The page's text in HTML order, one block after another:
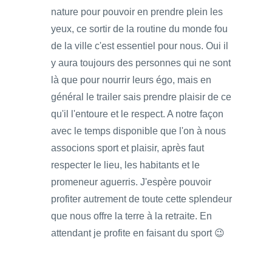
nature pour pouvoir en prendre plein les
yeux, ce sortir de la routine du monde fou
de la ville c'est essentiel pour nous. Oui il
y aura toujours des personnes qui ne sont
là que pour nourrir leurs égo, mais en
général le trailer sais prendre plaisir de ce
qu'il l'entoure et le respect. A notre façon
avec le temps disponible que l'on à nous
associons sport et plaisir, après faut
respecter le lieu, les habitants et le
promeneur aguerris. J'espère pouvoir
profiter autrement de toute cette splendeur
que nous offre la terre à la retraite. En
attendant je profite en faisant du sport 😉